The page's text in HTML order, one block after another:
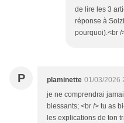
de lire les 3
réponse à
pourquoi).<br /
P plaminette 01/03/2026
je ne comprendrai
blessants; <br /> tu as
les explications de ton